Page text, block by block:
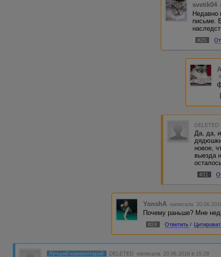
svetik04
Недавно
письме.
#25
DELETED
Да, да,
новое,
выезда
#31
YonshA написала
Почему раньше? Мне
#24 Ответить /
Лучший комментарий DELETED написала 20.06.2016 в 15:28